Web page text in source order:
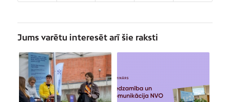
Jums varētu interesēt arī šie raksti